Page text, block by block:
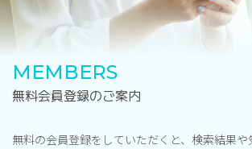
MEMBERS
無料会員登録のご案内
無料の会員登録をしていただくと、検索結果や